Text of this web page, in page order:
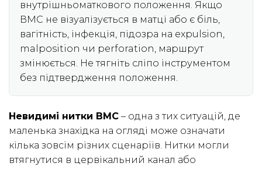
внутрішньоматкового положення. Якщо
ВМС не візуалізується в матці або є біль,
вагітність, інфекція, підозра на expulsion,
malposition чи perforation, маршрут
змінюється. Не тягніть сліпо інструментом
без підтвердження положення.
Невидимі нитки ВМС – одна з тих ситуацій, де
маленька знахідка на огляді може означати
кілька зовсім різних сценаріїв. Нитки могли
втягнутися в цервікальний канал або